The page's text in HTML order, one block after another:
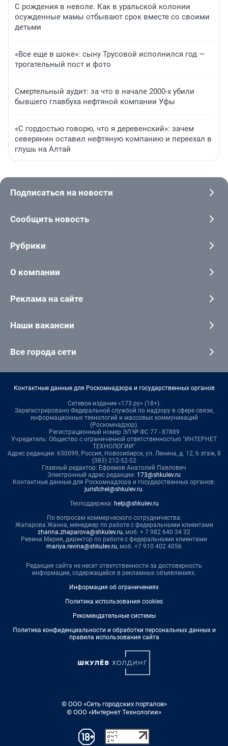
С рождения в неволе. Как в уральской колонии
осужденные мамы отбывают срок вместе со своими
детьми
«Все еще в шоке»: сыну Трусовой исполнился год —
трогательный пост и фото
Смертельный аудит: за что в начале 2000-х убили
бывшего главбуха нефтяной компании Уфы
«С гордостью говорю, что я деревенский»: зачем
северянин оставил нефтяную компанию и переехал в
глушь на Алтай
Подписаться на новости
Сообщить новость
Рубрики
О компании
Реклама на сайте
Наши вакансии
Все города сети
Контактные данные для Роскомнадзора и государственных органов
Сетевое издание «173.ру» (18+).
Зарегистрировано Федеральной службой по надзору в сфере связи,
информационных технологий и массовых коммуникаций
(Роскомнадзор).
Регистрационный номер ЭЛ № ФС 77 - 87889
Учредитель: Общество с ограниченной ответственностью "ИНТЕРНЕТ
ТЕХНОЛОГИИ"
Адрес редакции: 630099, Россия, Новосибирск, ул. Ленина, д. 12, 6 этаж, 8
(383) 212-52-52
Главный редактор: Ефремов Анатолий Павлович
Электронный адрес редакции: 173@shkulev.ru
Контактные данные для Роскомнадзора и государственных органов:
juristchel@shkulev.ru.
Техподдержка: help@shkulev.ru
По вопросам коммерческого сотрудничества:
Жапарова Жанна, менеджер по работе с федеральными клиентами
zhanna.zhaparova@shkulev.ru, моб. + 7 982 640 34 32
Ревина Мария, директор по работе с федеральными клиентами
mariya.revina@shkulev.ru, моб. +7 910 402 4056
Редакция сайта не несет ответственности за достоверность
информации, содержащейся в рекламных объявлениях.
Информация об ограничениях
Политика использования cookies
Рекомендательные системы
Политика конфиденциальности и обработки персональных данных и
правила использования сайта
© ООО «Сеть городских порталов»
© ООО «Интернет Технологии»